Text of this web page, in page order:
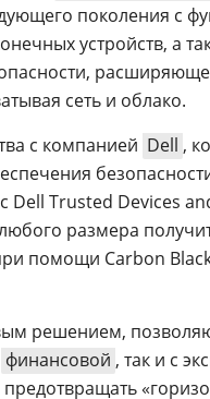
поколения с
устройств, а
сеть и облако.
с компанией Dell ,
Dell Trusted Devices
размера
помощи Carbon
решением,
финансовой , так и с